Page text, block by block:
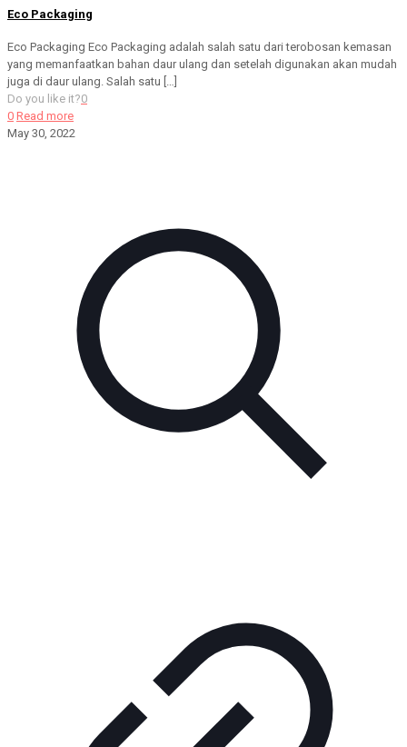
Eco Packaging
Eco Packaging Eco Packaging adalah salah satu dari terobosan kemasan
yang memanfaatkan bahan daur ulang dan setelah digunakan akan mudah
juga di daur ulang. Salah satu […]
Do you like it?0
0 Read more
May 30, 2022